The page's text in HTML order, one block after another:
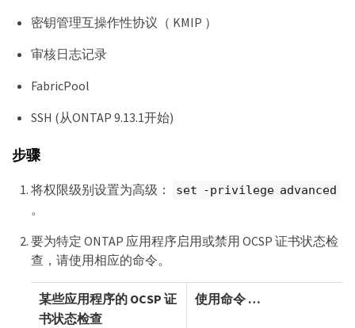
密钥管理互操作性协议（ KMIP ）
审核日志记录
FabricPool
SSH (从ONTAP 9.13.1开始)
步骤
将权限级别设置为高级： set -privilege advanced
。
要为特定 ONTAP 应用程序启用或禁用 OCSP 证书状态检
查，请使用相应的命令。
某些应用程序的 OCSP 证
书状态检查
使用命令 …​